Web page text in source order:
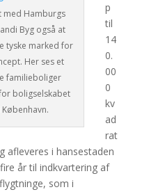
med Hamburgs
Byg også at
tyske marked for
Her ses et
familieboliger
boligselskabet
p
til
14
0.
00
0
kv
ad
rat
afleveres i hansestaden
år til indkvartering af
som i